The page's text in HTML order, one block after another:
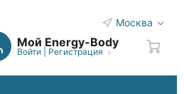
Москва
Мой Energy-Body
Войти| Регистрация